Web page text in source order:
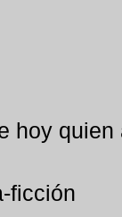
hoy
ficción